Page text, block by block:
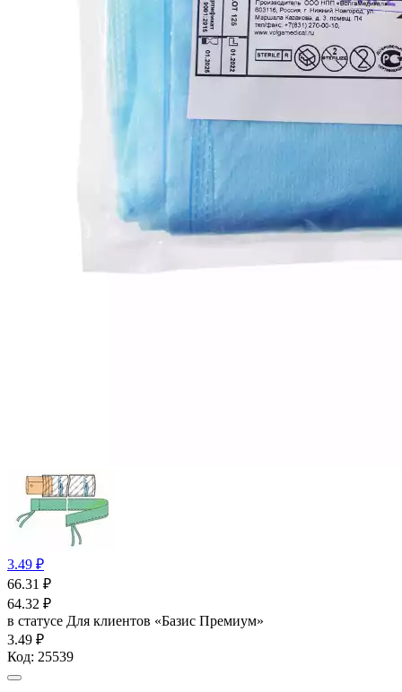
3.49 ₽
66.31 ₽
64.32 ₽
в статусе Для клиентов «Базис Премиум»
3.49 ₽
Код: 25539